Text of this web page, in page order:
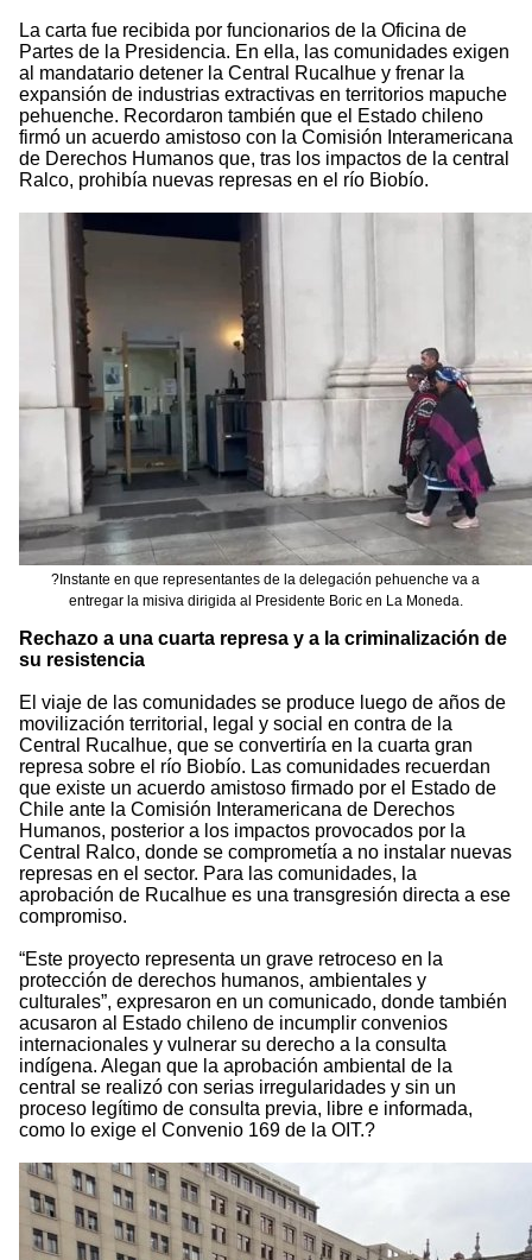
La carta fue recibida por funcionarios de la Oficina de
Partes de la Presidencia. En ella, las comunidades exigen
al mandatario detener la Central Rucalhue y frenar la
expansión de industrias extractivas en territorios mapuche
pehuenche. Recordaron también que el Estado chileno
firmó un acuerdo amistoso con la Comisión Interamericana
de Derechos Humanos que, tras los impactos de la central
Ralco, prohibía nuevas represas en el río Biobío.
?Instante en que representantes de la delegación pehuenche va a
entregar la misiva dirigida al Presidente Boric en La Moneda.
Rechazo a una cuarta represa y a la criminalización de
su resistencia
El viaje de las comunidades se produce luego de años de
movilización territorial, legal y social en contra de la
Central Rucalhue, que se convertiría en la cuarta gran
represa sobre el río Biobío. Las comunidades recuerdan
que existe un acuerdo amistoso firmado por el Estado de
Chile ante la Comisión Interamericana de Derechos
Humanos, posterior a los impactos provocados por la
Central Ralco, donde se comprometía a no instalar nuevas
represas en el sector. Para las comunidades, la
aprobación de Rucalhue es una transgresión directa a ese
compromiso.
“Este proyecto representa un grave retroceso en la
protección de derechos humanos, ambientales y
culturales”, expresaron en un comunicado, donde también
acusaron al Estado chileno de incumplir convenios
internacionales y vulnerar su derecho a la consulta
indígena. Alegan que la aprobación ambiental de la
central se realizó con serias irregularidades y sin un
proceso legítimo de consulta previa, libre e informada,
como lo exige el Convenio 169 de la OIT.?